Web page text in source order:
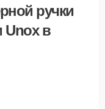
ручки
Unox в